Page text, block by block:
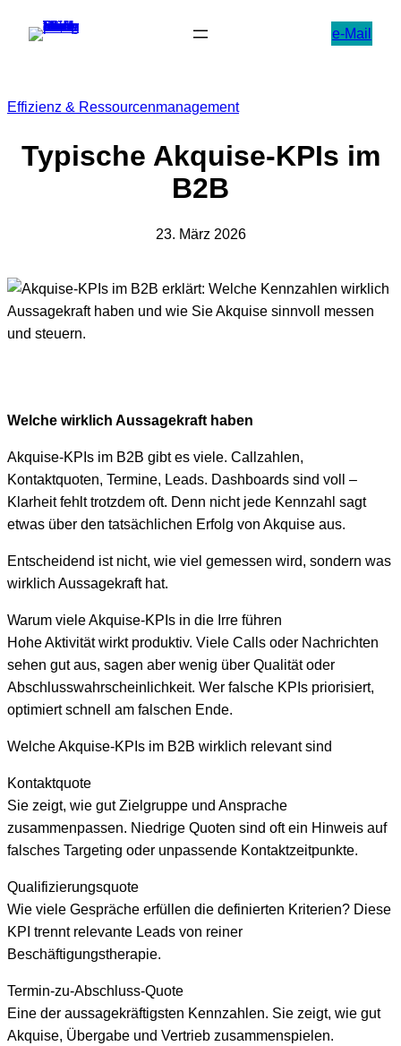
Inhalt
e-Mail
Effizienz & Ressourcenmanagement
Typische Akquise-KPIs im
B2B
23. März 2026
Welche wirklich Aussagekraft haben
Akquise-KPIs im B2B gibt es viele. Callzahlen,
Kontaktquoten, Termine, Leads. Dashboards sind voll –
Klarheit fehlt trotzdem oft. Denn nicht jede Kennzahl sagt
etwas über den tatsächlichen Erfolg von Akquise aus.
Entscheidend ist nicht, wie viel gemessen wird, sondern was
wirklich Aussagekraft hat.
Warum viele Akquise-KPIs in die Irre führen
Hohe Aktivität wirkt produktiv. Viele Calls oder Nachrichten
sehen gut aus, sagen aber wenig über Qualität oder
Abschlusswahrscheinlichkeit. Wer falsche KPIs priorisiert,
optimiert schnell am falschen Ende.
Welche Akquise-KPIs im B2B wirklich relevant sind
Kontaktquote
Sie zeigt, wie gut Zielgruppe und Ansprache
zusammenpassen. Niedrige Quoten sind oft ein Hinweis auf
falsches Targeting oder unpassende Kontaktzeitpunkte.
Qualifizierungsquote
Wie viele Gespräche erfüllen die definierten Kriterien? Diese
KPI trennt relevante Leads von reiner
Beschäftigungstherapie.
Termin-zu-Abschluss-Quote
Eine der aussagekräftigsten Kennzahlen. Sie zeigt, wie gut
Akquise, Übergabe und Vertrieb zusammenspielen.